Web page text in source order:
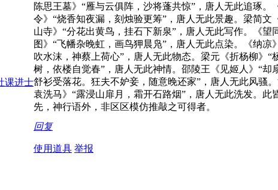
陈思王墓》“雁与云俱阵，沙将蓬共惊”，唐人无此追琢。
令》“烧香知夜漏，刻烛验更筹”，唐人无此景趣。梁简文
山寺》“分花出黄鸟，挂石下新泉”，唐人无此写作。《望
图》“飞幡杂晚虹，画鸟狎晨凫”，唐人无此点染。《纳凉
吹水沫，神蔡上荷心”，唐人无此物态。梁元《折杨柳》“
树，依楼自觉春”，唐人无此神情。邵陵王《见姬人》“却
舒衫受落花。狂夫不妒妾，随意晚还家”，唐人无此风骚
袁洗马》“露浸山扉月，霜开石路烟”，唐人无此洗发。此
先，神行语外，非区区模仿推敲之可得者。
回复
使用道具 举报